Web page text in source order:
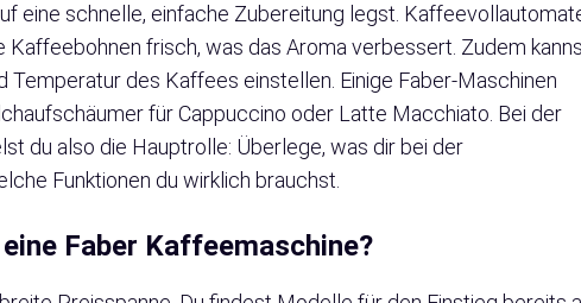
eine schnelle, einfache Zubereitung legst.
Kaffeebohnen frisch, was das Aroma verbessert. Zudem
Temperatur des Kaffees einstellen. Einige Faber-Maschinen
für Cappuccino oder Latte Macchiato. Bei der
du also die Hauptrolle: Überlege, was dir bei der
Funktionen du wirklich brauchst.
Faber Kaffeemaschine?